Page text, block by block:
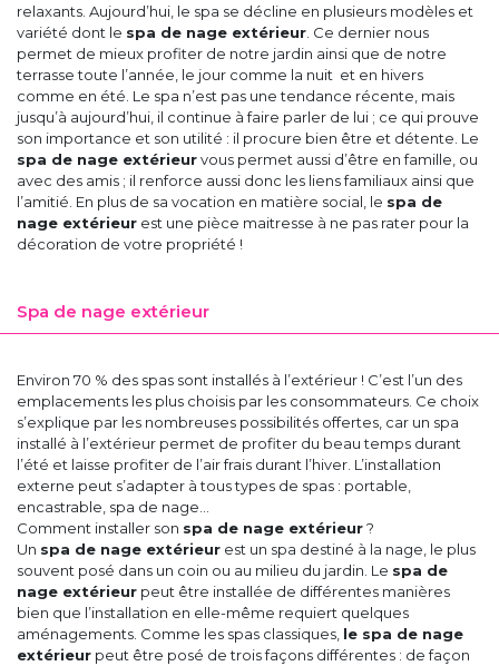
relaxants. Aujourd’hui, le spa se décline en plusieurs modèles et
variété dont le spa de nage extérieur . Ce dernier nous
permet de mieux profiter de notre jardin ainsi que de notre
terrasse toute l’année, le jour comme la nuit et en hivers
comme en été. Le spa n’est pas une tendance récente, mais
jusqu’à aujourd’hui, il continue à faire parler de lui ; ce qui prouve
son importance et son utilité : il procure bien être et détente. Le
spa de nage extérieurvous permet aussi d’être en famille, ou
avec des amis ; il renforce aussi donc les liens familiaux ainsi que
l’amitié. En plus de sa vocation en matière social, le spa de
nage extérieur est une pièce maitresse à ne pas rater pour la
décoration de votre propriété !
Spa de nage extérieur
Environ 70 % des spas sont installés à l’extérieur ! C’est l’un des
emplacements les plus choisis par les consommateurs. Ce choix
s’explique par les nombreuses possibilités offertes, car un spa
installé à l’extérieur permet de profiter du beau temps durant
l’été et laisse profiter de l’air frais durant l’hiver. L’installation
externe peut s’adapter à tous types de spas : portable,
encastrable, spa de nage…
Comment installer son spa de nage extérieur?
Un spa de nage extérieur est un spa destiné à la nage, le plus
souvent posé dans un coin ou au milieu du jardin. Le spa de
nage extérieur peut être installée de différentes manières
bien que l’installation en elle-même requiert quelques
aménagements. Comme les spas classiques, le spa de nage
extérieur peut être posé de trois façons différentes : de façon